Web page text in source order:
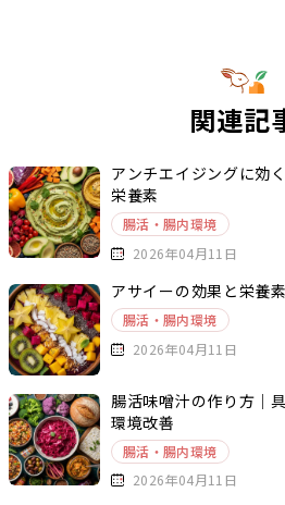
関連記
アンチエイジングに効
栄養素
腸活・腸内環境
2026年04月11日
アサイーの効果と栄養
腸活・腸内環境
2026年04月11日
腸活味噌汁の作り方｜
環境改善
腸活・腸内環境
2026年04月11日